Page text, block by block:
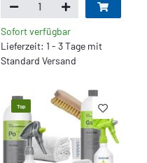
Sofort verfügbar
Lieferzeit: 1 - 3 Tage mit
Standard Versand
Top